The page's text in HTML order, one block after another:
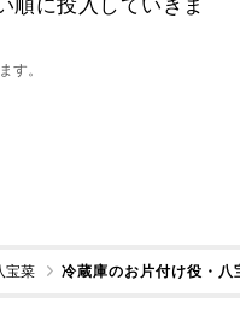
す。
宝菜 冷蔵庫のお片付け役・